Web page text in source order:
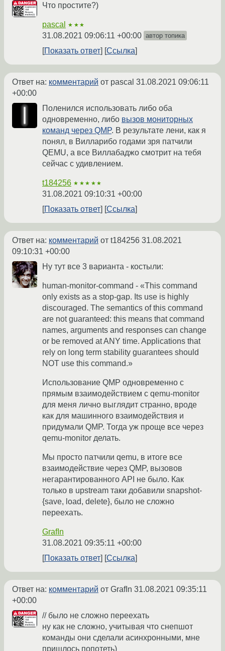
Что простите?)
pascal ★★★
31.08.2021 09:06:11 +00:00 автор топика
Показать ответ Ссылка
Ответ на: комментарий от pascal 31.08.2021 09:06:11
+00:00
Поленился использовать либо оба
одновременно, либо вызов мониторных
команд через QMP. В результате лени, как я
понял, в Вилларибо годами зря патчили
QEMU, а все Виллабаджо смотрит на тебя
сейчас с удивлением.
t184256 ★★★★★
31.08.2021 09:10:31 +00:00
Показать ответ
Ссылка
Ответ на: комментарий от t184256 31.08.2021
09:10:31 +00:00
Ну тут все 3 варианта - костыли:
human-monitor-command - «This command
only exists as a stop-gap. Its use is highly
discouraged. The semantics of this command
are not guaranteed: this means that command
names, arguments and responses can change
or be removed at ANY time. Applications that
rely on long term stability guarantees should
NOT use this command.»
Использование QMP одновременно с
прямым взаимодействием с qemu-monitor
для меня лично выглядит странно, вроде
как для машинного взаимодействия и
придумали QMP. Тогда уж проще все через
qemu-monitor делать.
Мы просто патчили qemu, в итоге все
взаимодействие через QMP, вызовов
негарантированного API не было. Как
только в upstream таки добавили snapshot-
{save, load, delete}, было не сложно
переехать.
GrafIn
31.08.2021 09:35:11 +00:00
Показать ответ
Ссылка
Ответ на: комментарий от GrafIn 31.08.2021 09:35:11
+00:00
// было не сложно переехать
ну как не сложно, учитывая что снепшот
команды они сделали асинхронными, мне
пришлось попотеть)